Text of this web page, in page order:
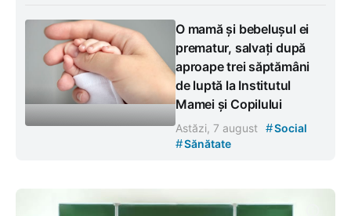
O mamă și bebelușul ei
prematur, salvați după
aproape trei săptămâni
de luptă la Institutul
Mamei și Copilului
Astăzi, 7 august #Social
#Sănătate